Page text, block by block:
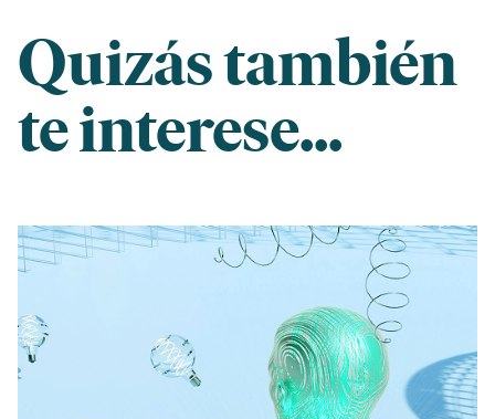
Quizás también
te interese...